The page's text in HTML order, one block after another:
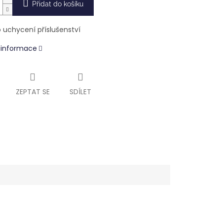
Přidat do košíku
uchycení příslušenství
ZEPTAT SE SDÍLET